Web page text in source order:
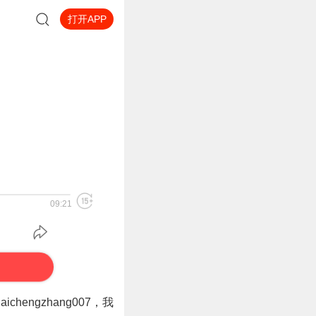
打开APP
09:21
，我